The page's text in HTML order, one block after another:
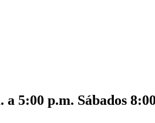
5:00 p.m. Sábados